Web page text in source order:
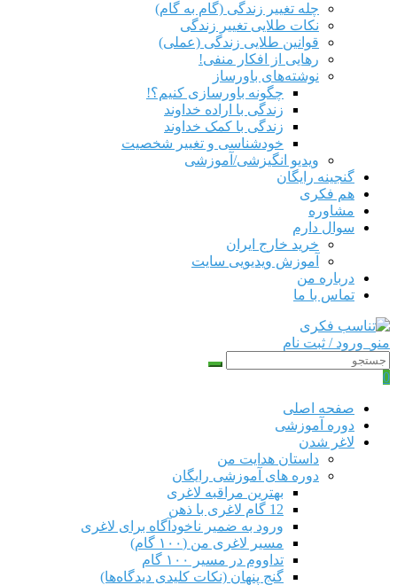
چله تغییر زندگی (گام به گام)
نکات طلایی تغییر زندگی
قوانین طلایی زندگی (عملی)
رهایی از افکار منفی!
نوشته‌های باورساز
چگونه باورسازی کنیم؟!
زندگی با اراده خداوند
زندگی با کمک خداوند
خودشناسی و تغییر شخصیت
ویدیو انگیزشی/آموزشی
گنجینه رایگان
هم‌ فکری
مشاوره
سوال دارم
خرید خارج ایران
آموزش ویدیویی سایت
درباره من
تماس با ما
منو ورود / ثبت نام
0
صفحه اصلی
دوره‌ آموزشی
لاغر شدن
داستان هدایت من
دوره های آموزشی رایگان
بهترین مراقبه لاغری
12 گام لاغری با ذهن
ورود به ضمیر ناخودآگاه برای لاغری
مسیر لاغری من (۱۰۰ گام)
تداووم در مسیر ۱۰۰ گام
گنج پنهان (نکات کلیدی دیدگاه‌ها)